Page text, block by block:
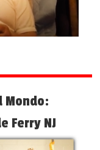
Mondo:
Ferry NJ